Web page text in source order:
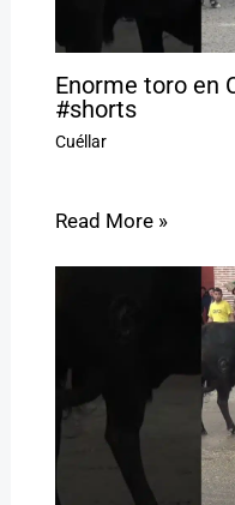
Enorme toro en
#shorts
Cuéllar
Read More »